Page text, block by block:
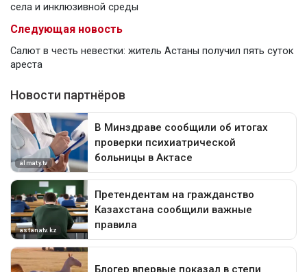
села и инклюзивной среды
Следующая новость
Салют в честь невестки: житель Астаны получил пять суток
ареста